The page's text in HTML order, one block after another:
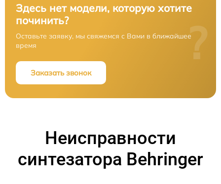
Здесь нет модели, которую хотите
починить?
Оставьте заявку, мы свяжемся с Вами в ближайшее
время
Заказать звонок
?
Неисправности
синтезатора Behringer